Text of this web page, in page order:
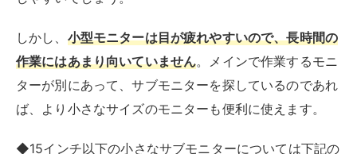
しかし、 小型モニターは目が疲れやすいので、長時間の
作業にはあまり向いていません。メインで作業するモニ
ターが別にあって、サブモニターを探しているのであれ
ば、より小さなサイズのモニターも便利に使えます。
◆15インチ以下の小さなサブモニターについては下記の